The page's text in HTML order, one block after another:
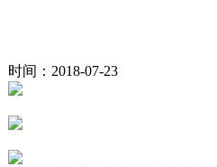
时间：2018-07-23